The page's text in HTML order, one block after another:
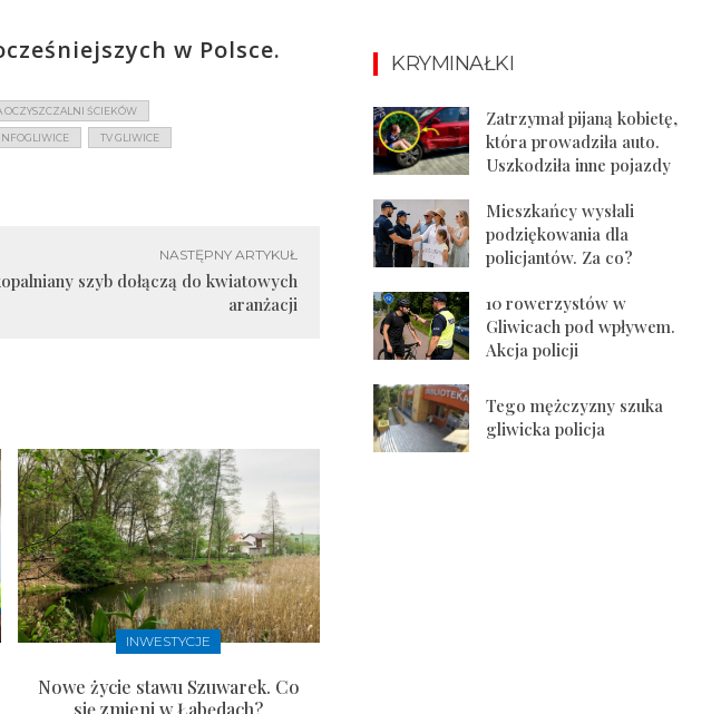
w Polsce.
OCZYSZCZALNI ŚCIEKÓW
TV GLIWICE
NASTĘPNY ARTYKUŁ
szyb dołączą do kwiatowych
aranżacji
INWESTYCJE
Nowe życie stawu Szuwarek. Co
się zmieni w Łabędach?
KRYMINAŁKI
Zatrzymał pijaną kobietę,
która prowadziła auto.
Uszkodziła inne pojazdy
Mieszkańcy wysłali
podziękowania dla
policjantów. Za co?
10 rowerzystów w
Gliwicach pod wpływem.
Akcja policji
Tego mężczyzny szuka
gliwicka policja